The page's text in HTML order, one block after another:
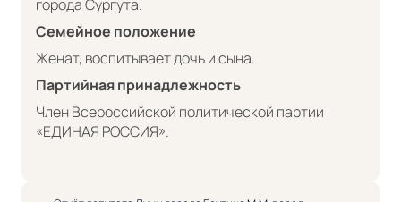
города Сургута.
Семейное положение
Женат, воспитывает дочь и сына.
Партийная принадлежность
Член Всероссийской политической партии
«ЕДИНАЯ РОССИЯ».